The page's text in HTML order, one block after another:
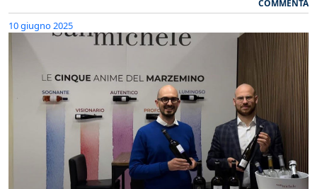
COMMENTA
10 giugno 2025